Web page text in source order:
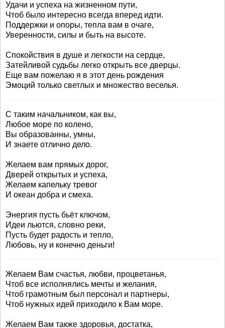
Удачи и успеха на жизненном пути,
Чтоб было интересно всегда вперед идти.
Поддержки и опоры, тепла вам в очаге,
Уверенности, силы и быть на высоте.
Спокойствия в душе и легкости на сердце,
Затейливой судьбы легко открыть все дверцы.
Еще вам пожелаю я в этот день рождения
Эмоций только светлых и множество веселья.
С таким начальником, как вы,
Любое море по колено,
Вы образованны, умны,
И знаете отлично дело.
Желаем вам прямых дорог,
Дверей открытых и успеха,
Желаем капельку тревог
И океан добра и смеха.
Энергия пусть бьёт ключом,
Идеи льются, словно реки,
Пусть будет радость и тепло,
Любовь, ну и конечно деньги!
Желаем Вам счастья, любви, процветанья,
Чтоб все исполнялись мечты и желания,
Чтоб грамотным был персонал и партнеры,
Чтоб нужных идей приходило к Вам море.
Желаем Вам также здоровья, достатка,